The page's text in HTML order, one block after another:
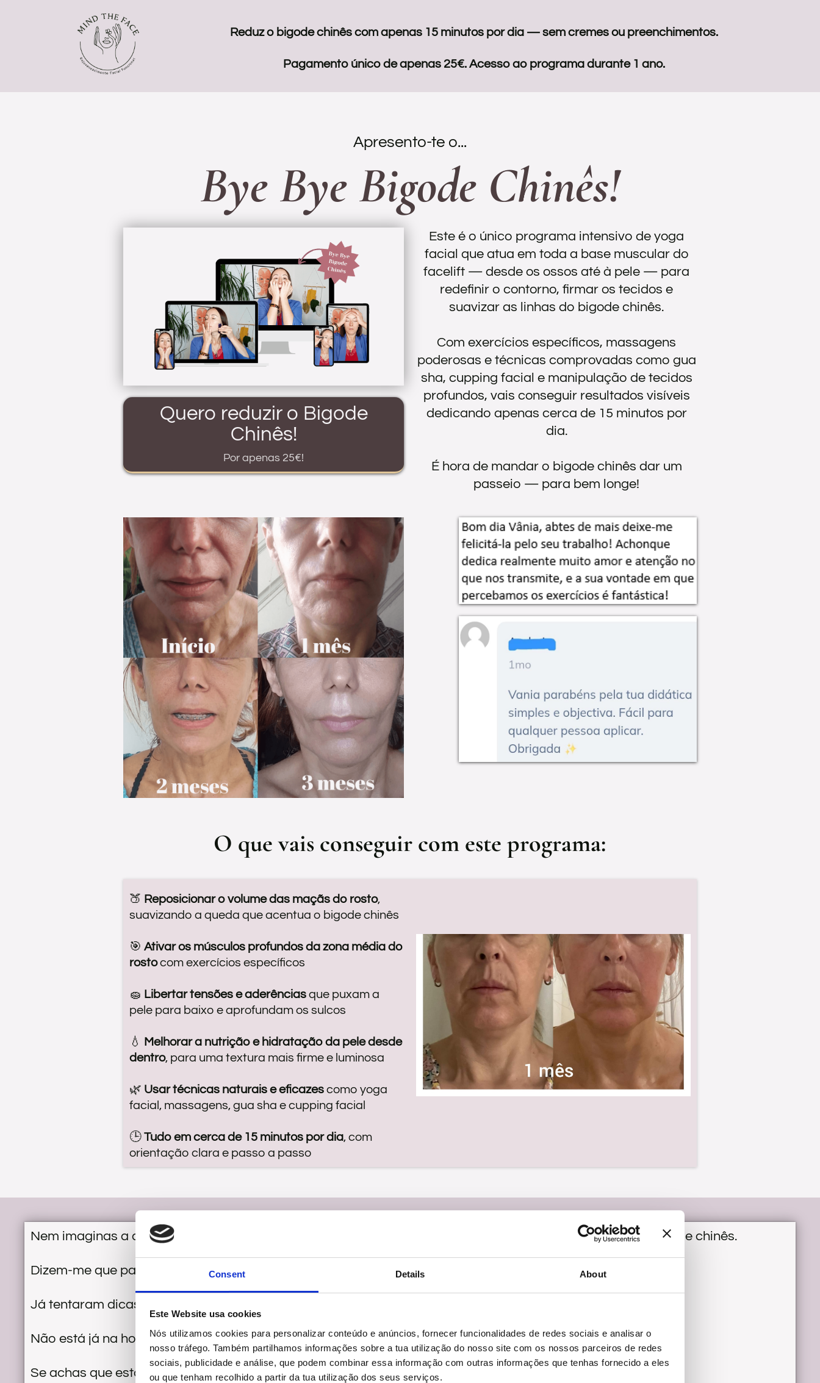
Consent Details About
Este Website usa cookies
Nós utilizamos cookies para personalizar conteúdo e anúncios, fornecer funcionalidades de redes sociais e analisar o
nosso tráfego. Também partilhamos informações sobre a tua utilização do nosso site com os nossos parceiros de redes
sociais, publicidade e análise, que podem combinar essa informação com outras informações que tenhas fornecido a eles
ou que tenham recolhido a partir da tua utilização dos seus serviços.
Reduz o bigode chinês com apenas 15 minutos por dia — sem cremes ou preenchimentos.
Pagamento único de apenas 25€. Acesso ao programa durante 1 ano.
Apresento-te o...
Bye Bye Bigode Chinês!
Quero reduzir o Bigode
Chinês!
Por apenas 25€!
Este é o único programa intensivo de yoga
facial que atua em toda a base muscular do
facelift — desde os ossos até à pele — para
redefinir o contorno, firmar os tecidos e
suavizar as linhas do bigode chinês.
Com exercícios específicos, massagens
poderosas e técnicas comprovadas como gua
sha, cupping facial e manipulação de tecidos
profundos, vais conseguir resultados visíveis
dedicando apenas cerca de 15 minutos por
dia.
É hora de mandar o bigode chinês dar um
passeio — para bem longe!
O que vais conseguir com este programa:
🍑 Reposicionar o volume das maçãs do rosto,
suavizando a queda que acentua o bigode chinês
🎯 Ativar os músculos profundos da zona média do
rostocom exercícios específicos
🧽 Libertar tensões e aderências que puxam a
pele para baixo e aprofundam os sulcos
💧
Melhorar a nutrição e hidratação da pele desde
dentro, para uma textura mais firme e luminosa
🌿 Usar técnicas naturais e eficazes como yoga
facial, massagens, gua sha e cupping facial
🕒 Tudo em cerca de 15 minutos por dia, com
orientação clara e passo a passo
Nem imaginas a quantidade de vezes que falo com mulheres que dizem que odeiam ver-se com aquele bigode chinês.
Dizem-me que parece que foi de um dia para o outro, que derreteu tudo para cima do nariz e da boca.
Já tentaram dicas online e estão fartas de encher as bochechas de ar, mas o bigode chinês não dá tréguas.
Não está já na hora de, finalmente, mandá-lo embora com um bilhete só de ida?
Se achas que está mais do que na altura, este Programa Intensivo Bye Bye Bigode Chinês foi feito para ti.